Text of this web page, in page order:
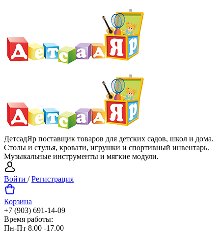
ДетсадЯр поставщик товаров для детских садов, школ и дома.
Столы и стулья, кровати, игрушки и спортивный инвентарь.
Музыкальные инструменты и мягкие модули.
Войти /Регистрация
Корзина
+7 (903) 691-14-09
Время работы:
Пн-Пт 8.00 -17.00